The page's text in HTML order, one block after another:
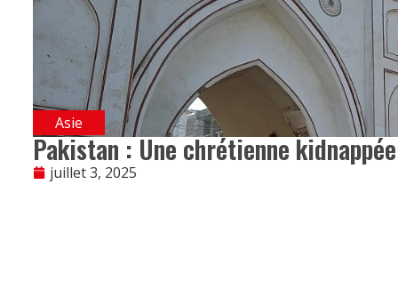
Asie
Pakistan : Une chrétienne
juillet 3, 2025